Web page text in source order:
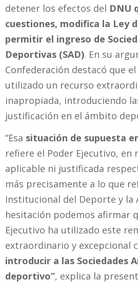
detener los efectos del DNU
cuestiones, modifica la Ley
permitir el ingreso de
Deportivas (SAD). En su
Confederación destacó que
utilizado un recurso
inapropiada, introduciendo
justificación en el ámbito
“Esa situación de supuesta
refiere el Poder Ejecutivo, en
aplicable ni justificada
más precisamente a lo que
Institucional del Deporte y la
hesitación podemos afirmar
Ejecutivo ha utilizado este
extraordinario y excepcional
introducir a las Sociedades
deportivo”, explica la